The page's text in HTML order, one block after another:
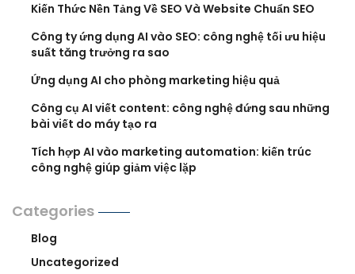
Kiến Thức Nền Tảng Về SEO Và Website Chuẩn SEO
Công ty ứng dụng AI vào SEO: công nghệ tối ưu hiệu
suất tăng trưởng ra sao
Ứng dụng AI cho phòng marketing hiệu quả
Công cụ AI viết content: công nghệ đứng sau những
bài viết do máy tạo ra
Tích hợp AI vào marketing automation: kiến trúc
công nghệ giúp giảm việc lặp
Categories
Blog
Uncategorized